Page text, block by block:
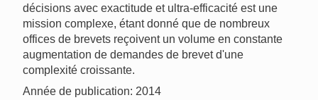
décisions avec exactitude et ultra-efficacité est une
mission complexe, étant donné que de nombreux
offices de brevets reçoivent un volume en constante
augmentation de demandes de brevet d'une
complexité croissante.
Année de publication: 2014